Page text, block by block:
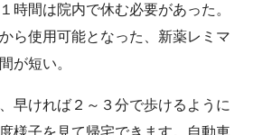
時間は院内で休む必要があった。
ら使用可能となった、新薬レミマ
が短い。
早ければ２～３分で歩けるように
様子を見て帰宅できます。自動車